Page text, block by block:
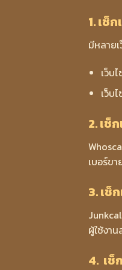
1. เช็
มีหลาย
เว็บ
เว็บ
2. เช็
เบอร์ข
3. เช็
ผู้ใช้งา
4. เช็